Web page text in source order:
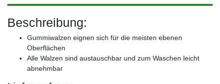
Beschreibung:
Gummiwalzen eignen sich für die meisten ebenen
Oberflächen
Alle Walzen sind austauschbar und zum Waschen leicht
abnehmbar